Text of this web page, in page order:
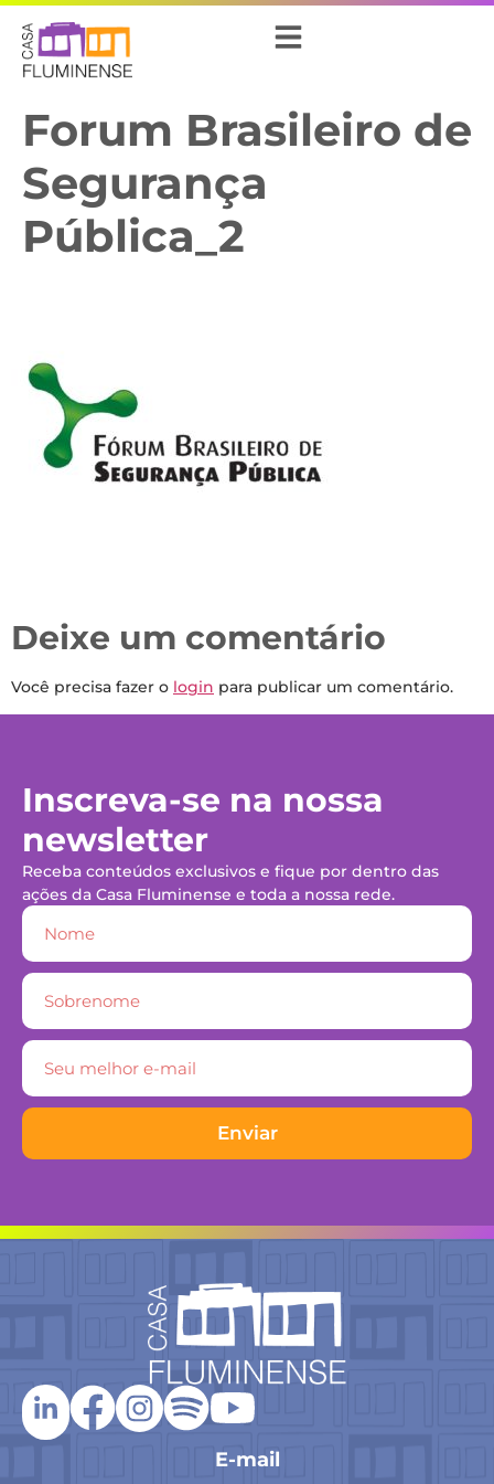
Forum Brasileiro de
Segurança
Pública_2
Deixe um comentário
Você precisa fazer o login para publicar um comentário.
Inscreva-se na nossa
newsletter
Receba conteúdos exclusivos e fique por dentro das
ações da Casa Fluminense e toda a nossa rede.
Enviar
E-mail